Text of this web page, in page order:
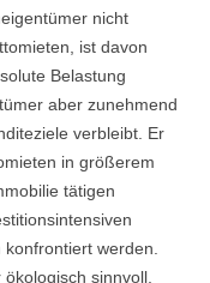
nicht
ist davon
Belastung
aber zunehmend
verbleibt. Er
in größerem
tätigen
werden.
sinnvoll,